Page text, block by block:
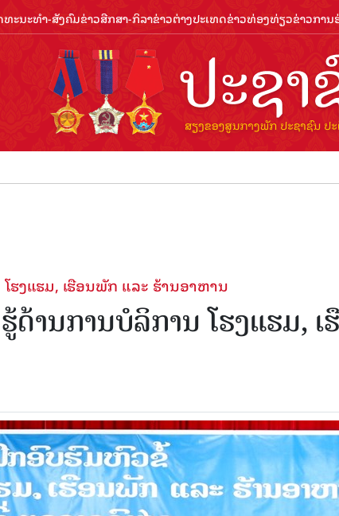
ທະນະທຳ-ສັງຄົມຂ່າວສືກສາ-ກິລາຂ່າວຕ່າງປະເທດຂ່າວທ່ອງທ່ຽວຂ່າວກາ
ຕ້ອນ
ຮງແຮມ, ເຮືອນພັກ ແລະ ຮ້ານອາຫານ
ດ້ານການບໍລິການ ໂຮງແຮມ,